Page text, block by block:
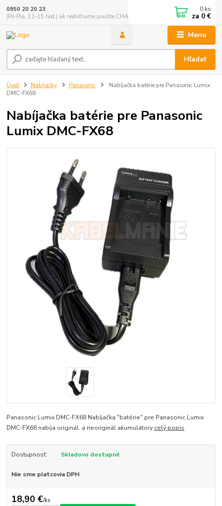
Menu
Hľadať
0950 20 20 23
(Po-Pia, 13-15 hod.) ak nedvíhame použite CHATBOX
0 ks
za 0 €
Úvod Nabíjačky Panasonic
Nabíjačka batérie pre Panasonic Lumix
DMC-FX68
Nabíjačka batérie pre Panasonic
Lumix DMC-FX68
Panasonic Lumix DMC-FX68 Nabíjačka "batérie" pre Panasonic Lumix
DMC-FX68 nabíja originál. a neoriginál akumulátory celý popis
Dostupnosť: Skladovo dostupné
Nie sme platcovia DPH
18,90 €/ks